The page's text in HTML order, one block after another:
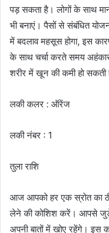
पड़ सकता है। लोगों के साथ
भी बनाएं। पैसों से संबंधित
में बदलाव महसूस होगा, इस
के साथ चर्चा करते समय
शरीर में खून की कमी हो सकती
लकी कलर : ऑरेंज
लकी नंबर : 1
तुला राशि
आज आपको हर एक स्रोत का
लेने की कोशिश करें। आपसे
अपनी बातों में खोए रहेंगे। इस